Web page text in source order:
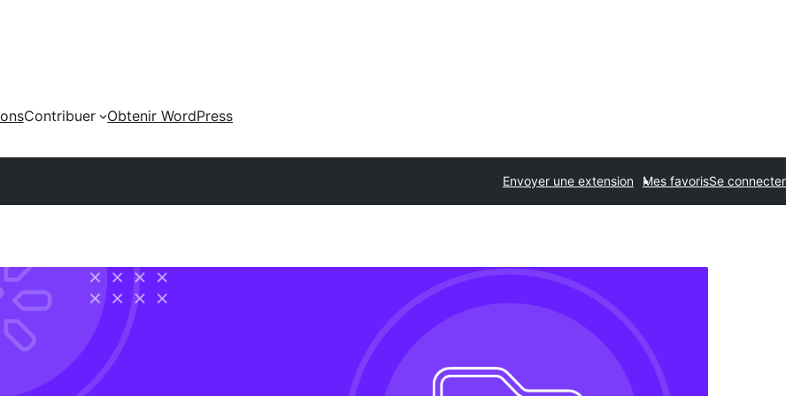
Contribuer
Obtenir WordPress
Envoyer une extension Mes favorisSe connecter